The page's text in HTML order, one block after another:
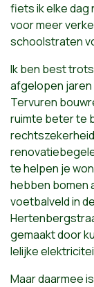
fiets ik elke dag
voor meer
schoolstraten
Ik ben best
afgelopen
Tervuren
ruimte beter te
te helpen je
hebben bomen
voetbalveld in
gemaakt door
lelijke
Maar daarmee